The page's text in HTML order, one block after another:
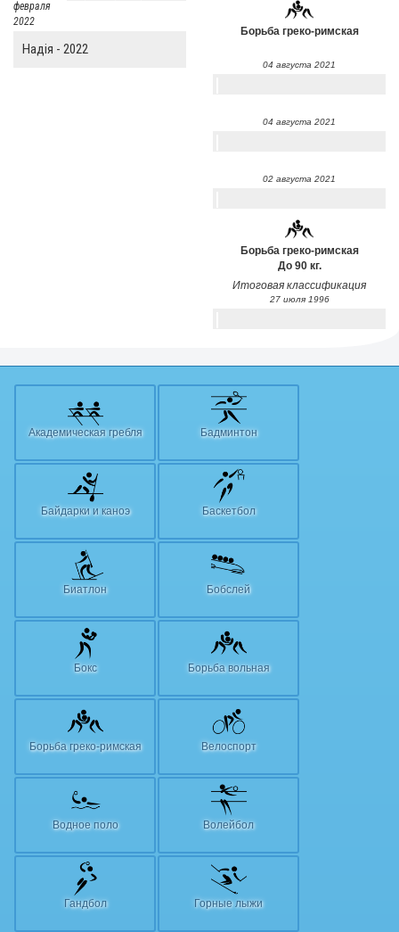
февраля
2022
Надія - 2022
Борьба греко-римская
04 августа 2021
04 августа 2021
02 августа 2021
Борьба греко-римская
До 90 кг.
Итоговая классификация
27 июля 1996
Академическая гребля Бадминтон
Байдарки и каноэ Баскетбол
Биатлон Бобслей
Бокс Борьба вольная
Борьба греко-римская Велоспорт
Водное поло Волейбол
Гандбол Горные лыжи